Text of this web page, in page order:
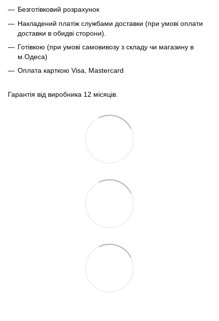
Безготівковий розрахунок
Накладений платіж службами доставки (при умові оплати
доставки в обидві сторони).
Готівкою (при умові самовивозу з складу чи магазину в
м.Одеса)
Оплата карткою Visa, Mastercard
Гарантія від виробника 12 місяців.